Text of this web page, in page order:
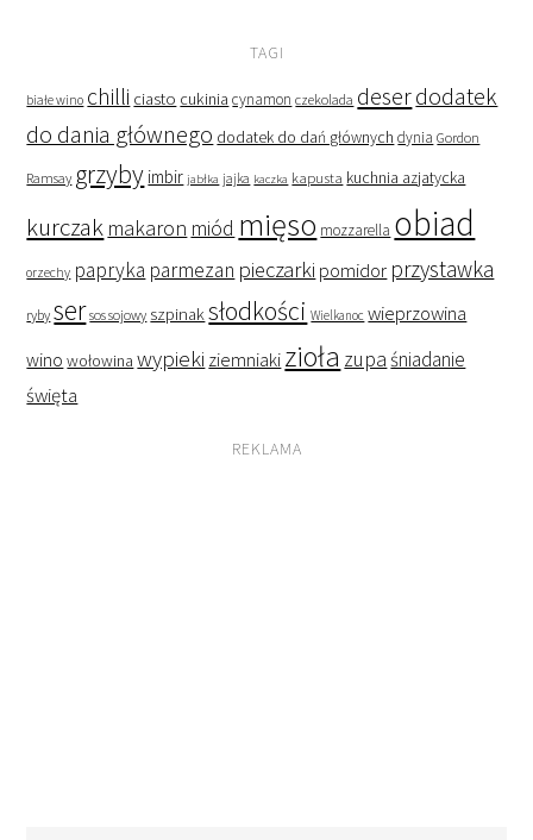
TAGI
białe wino chilli ciasto cukinia cynamon czekolada deserdodatek
do dania głównego dodatek do dań głównych dynia Gordon
Ramsay grzyby imbir jabłka jajka kaczka kapusta kuchnia azjatycka
kurczak makaron miód mięso mozzarella obiad
orzechy papryka parmezan pieczarki pomidor przystawka
ryby ser sos sojowy szpinak słodkości Wielkanoc wieprzowina
wino wołowina wypieki ziemniaki zioła zupaśniadanie
święta
REKLAMA